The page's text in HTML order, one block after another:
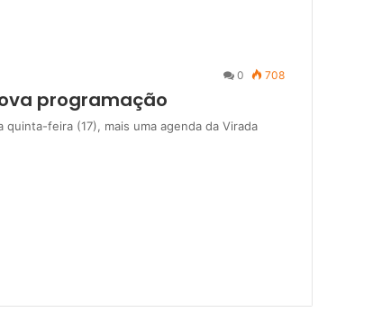
0 708
programação
feira (17), mais uma agenda da Virada